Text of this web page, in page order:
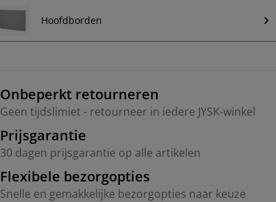
Hoofdborden
Onbeperkt retourneren
Geen tijdslimiet - retourneer in iedere JYSK-winkel
Prijsgarantie
30 dagen prijsgarantie op alle artikelen
Flexibele bezorgopties
Snelle en gemakkelijke bezorgopties naar keuze